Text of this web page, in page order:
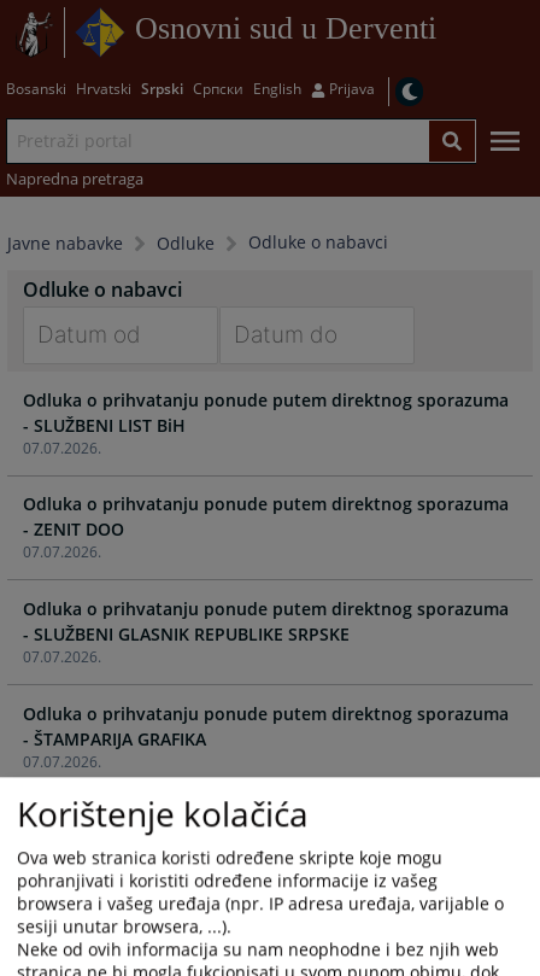
Osnovni sud u Derventi
Bosanski Hrvatski Srpski Српски English Prijava
Napredna pretraga
Javne nabavke Odluke Odluke o nabavci
Odluke o nabavci
forward
to
interact
with
the
calendar
and
select
a
date.
Press
the
question
mark
key
to
get
the
keyboard
shortcuts
for
changing
forward
with
the
select
a
date.
the
question
key
to
get
the
keyboard
shortcuts
for
changing
07.07.2026.
Odluka o prihvatanju ponude putem direktnog sporazuma
- SLUŽBENI LIST BiH
07.07.2026.
Odluka o prihvatanju ponude putem direktnog sporazuma
- ZENIT DOO
07.07.2026.
Odluka o prihvatanju ponude putem direktnog sporazuma
- SLUŽBENI GLASNIK REPUBLIKE SRPSKE
07.07.2026.
Odluka o prihvatanju ponude putem direktnog sporazuma
- ŠTAMPARIJA GRAFIKA
03.07.2026.
Odluka o izboru najpovoljnijeg ponuđača - PEĆI ZA
CENTRALNO GRIJANJE
18.06.2026.
Odluka o pokretanju postupka javne nabavke -
POSTROJENJE ZA CENTRALNO GRIJANJE NA PELET
Korištenje kolačića
Ova web stranica koristi određene skripte koje mogu
pohranjivati i koristiti određene informacije iz vašeg
browsera i vašeg uređaja (npr. IP adresa uređaja, varijable o
sesiji unutar browsera, ...).
Neke od ovih informacija su nam neophodne i bez njih web